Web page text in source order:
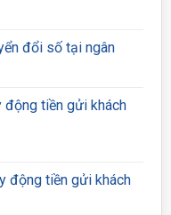
đổi số tại ngân
động tiền gửi khách
động tiền gửi khách